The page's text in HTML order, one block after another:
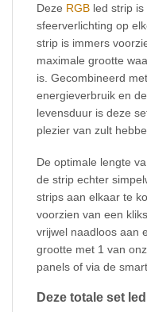
Deze RGB led strip
sfeerverlichting op
strip is immers
maximale grootte
is. Gecombineerd
energieverbruik en
levensduur is deze
plezier van zult
De optimale lengte
de strip echter
strips aan elkaar te
voorzien van een
vrijwel naadloos aan
grootte met 1 van
panels of via de
Deze totale set